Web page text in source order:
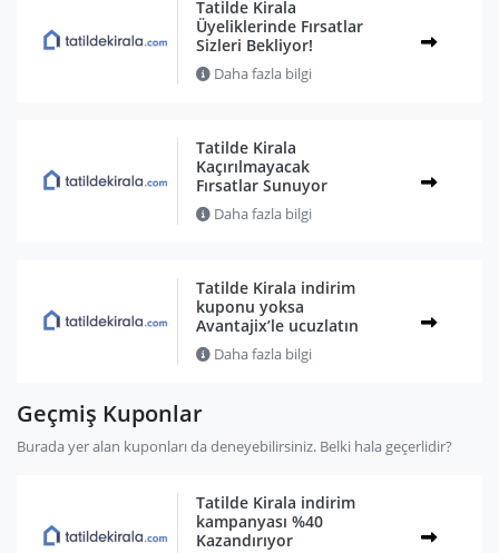
Tatilde Kirala
Üyeliklerinde Fırsatlar
Sizleri Bekliyor!
Daha fazla bilgi
Tatilde Kirala
Kaçırılmayacak
Fırsatlar Sunuyor
Daha fazla bilgi
Tatilde Kirala indirim
kuponu yoksa
Avantajix’le ucuzlatın
Daha fazla bilgi
Geçmiş Kuponlar
Burada yer alan kuponları da deneyebilirsiniz. Belki hala geçerlidir?
Tatilde Kirala indirim
kampanyası %40
Kazandırıyor